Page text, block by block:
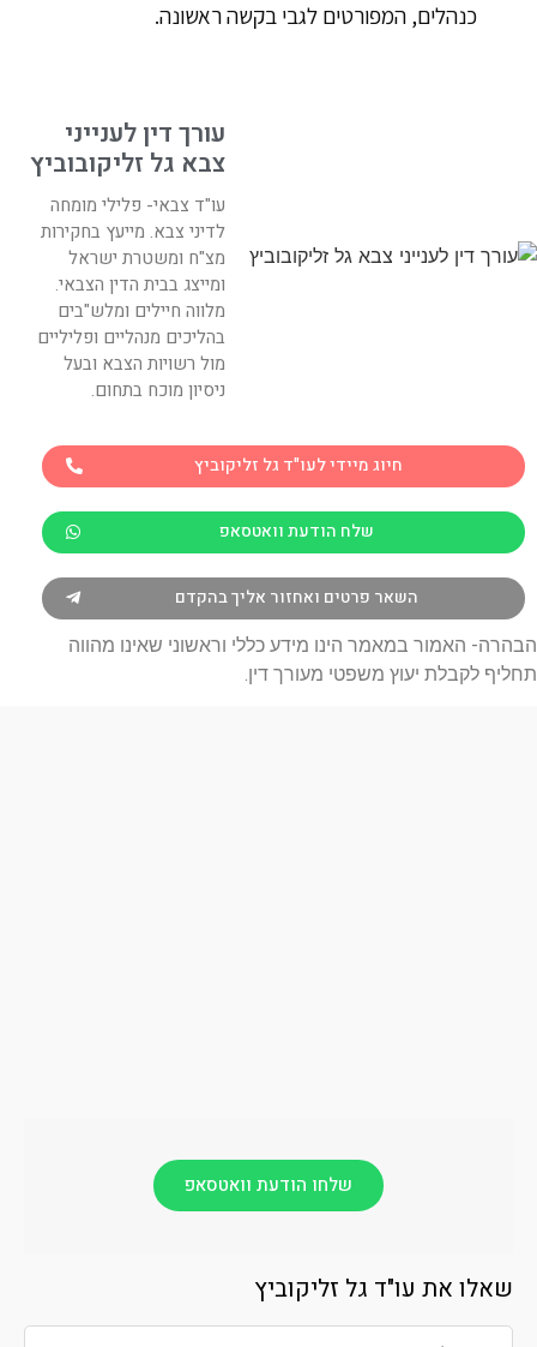
כנהלים, המפורטים לגבי בקשה ראשונה.
עורך דין לענייני
צבא גל זליקובוביץ
עו"ד צבאי- פלילי מומחה
לדיני צבא. מייעץ בחקירות
מצ"ח ומשטרת ישראל
ומייצג בבית הדין הצבאי.
מלווה חיילים ומלש"בים
בהליכים מנהליים ופליליים
מול רשויות הצבא ובעל
ניסיון מוכח בתחום.
חיוג מיידי לעו"ד גל זליקוביץ
שלח הודעת וואטסאפ
השאר פרטים ואחזור אליך בהקדם
הבהרה- האמור במאמר הינו מידע כללי וראשוני שאינו מהווה
תחליף לקבלת יעוץ משפטי מעורך דין.
שלחו הודעת וואטסאפ
שאלו את עו"ד גל זליקוביץ